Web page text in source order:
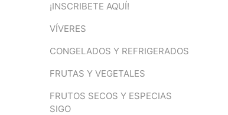
¡INSCRIBETE AQUÍ!
VÍVERES
CONGELADOS Y REFRIGERADOS
FRUTAS Y VEGETALES
FRUTOS SECOS Y ESPECIAS
SIGO